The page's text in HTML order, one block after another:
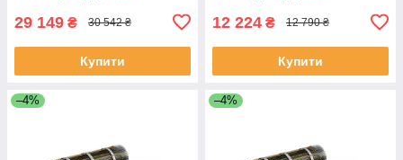
29 149 ₴ 30 542 ₴
Купити
12 224 ₴ 12 790 ₴
Купити
–4% –4%